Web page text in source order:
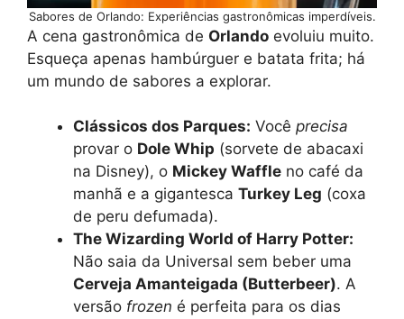
Sabores de Orlando: Experiências gastronômicas imperdíveis.
A cena gastronômica de Orlando evoluiu muito.
Esqueça apenas hambúrguer e batata frita; há
um mundo de sabores a explorar.
Clássicos dos Parques: Você precisa
provar o Dole Whip (sorvete de abacaxi
na Disney), o Mickey Waffle no café da
manhã e a gigantesca Turkey Leg (coxa
de peru defumada).
The Wizarding World of Harry Potter:
Não saia da Universal sem beber uma
Cerveja Amanteigada (Butterbeer). A
versão frozen é perfeita para os dias